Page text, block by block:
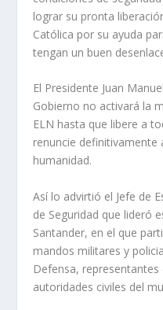
lograr su pronta
Católica por su ayuda
tengan un buen
El Presidente Juan
Gobierno no activará la
ELN hasta que libere a
renuncie definitivamente
humanidad.
Así lo advirtió el Jefe de
de Seguridad que lideró
Santander, en el que
mandos militares y
Defensa,
autoridades civiles del